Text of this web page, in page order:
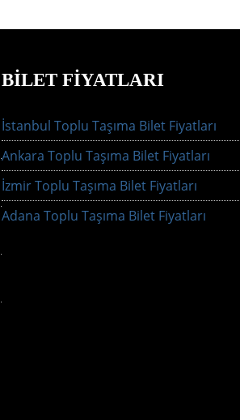
BILET FIYATLARI
İstanbul Toplu Taşıma Bilet Fiyatları
Ankara Toplu Taşıma Bilet Fiyatları
İzmir Toplu Taşıma Bilet Fiyatları
Adana Toplu Taşıma Bilet Fiyatları